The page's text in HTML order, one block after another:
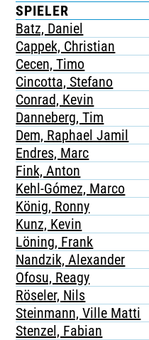
TICKETING
SPIELER
Batz, Daniel
Cappek, Christian
Cecen, Timo
Cincotta, Stefano
Conrad, Kevin
Danneberg, Tim
Dem, Raphael Jamil
Endres, Marc
Fink, Anton
Kehl-Gómez, Marco
König, Ronny
Kunz, Kevin
Löning, Frank
Nandzik, Alexander
Ofosu, Reagy
Röseler, Nils
Steinmann, Ville Matti
Stenzel, Fabian